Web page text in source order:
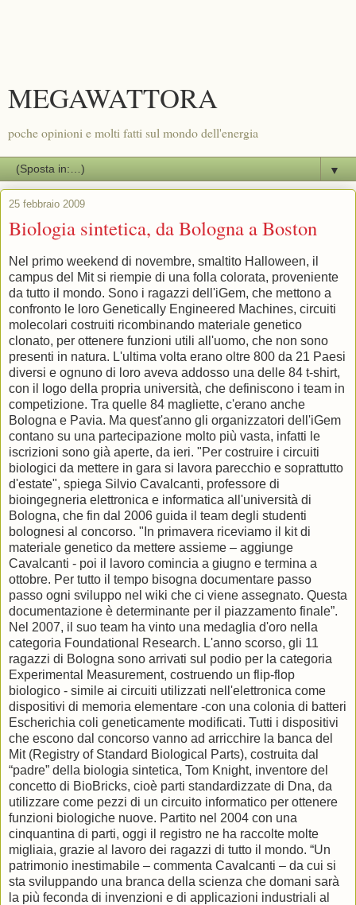
MEGAWATTORA
poche opinioni e molti fatti sul mondo dell'energia
▼
25 febbraio 2009
Biologia sintetica, da Bologna a Boston
Nel primo weekend di novembre, smaltito Halloween, il
campus del Mit si riempie di una folla colorata, proveniente
da tutto il mondo. Sono i ragazzi dell'iGem, che mettono a
confronto le loro Genetically Engineered Machines, circuiti
molecolari costruiti ricombinando materiale genetico
clonato, per ottenere funzioni utili all'uomo, che non sono
presenti in natura. L'ultima volta erano oltre 800 da 21 Paesi
diversi e ognuno di loro aveva addosso una delle 84 t-shirt,
con il logo della propria università, che definiscono i team in
competizione. Tra quelle 84 magliette, c'erano anche
Bologna e Pavia. Ma quest'anno gli organizzatori dell'iGem
contano su una partecipazione molto più vasta, infatti le
iscrizioni sono già aperte, da ieri. "Per costruire i circuiti
biologici da mettere in gara si lavora parecchio e soprattutto
d'estate", spiega Silvio Cavalcanti, professore di
bioingegneria elettronica e informatica all'università di
Bologna, che fin dal 2006 guida il team degli studenti
bolognesi al concorso. "In primavera riceviamo il kit di
materiale genetico da mettere assieme – aggiunge
Cavalcanti - poi il lavoro comincia a giugno e termina a
ottobre. Per tutto il tempo bisogna documentare passo
passo ogni sviluppo nel wiki che ci viene assegnato. Questa
documentazione è determinante per il piazzamento finale”.
Nel 2007, il suo team ha vinto una medaglia d'oro nella
categoria Foundational Research. L'anno scorso, gli 11
ragazzi di Bologna sono arrivati sul podio per la categoria
Experimental Measurement, costruendo un flip-flop
biologico - simile ai circuiti utilizzati nell'elettronica come
dispositivi di memoria elementare -con una colonia di batteri
Escherichia coli geneticamente modificati. Tutti i dispositivi
che escono dal concorso vanno ad arricchire la banca del
Mit (Registry of Standard Biological Parts), costruita dal
“padre” della biologia sintetica, Tom Knight, inventore del
concetto di BioBricks, cioè parti standardizzate di Dna, da
utilizzare come pezzi di un circuito informatico per ottenere
funzioni biologiche nuove. Partito nel 2004 con una
cinquantina di parti, oggi il registro ne ha raccolte molte
migliaia, grazie al lavoro dei ragazzi di tutto il mondo. “Un
patrimonio inestimabile – commenta Cavalcanti – da cui si
sta sviluppando una branca della scienza che domani sarà
la più feconda di invenzioni e di applicazioni industriali al